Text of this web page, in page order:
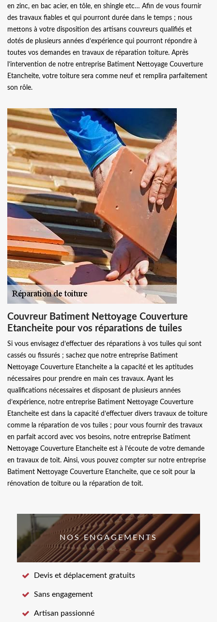
en zinc, en bac acier, en tôle, en shingle etc… Afin de vous fournir
des travaux fiables et qui pourront durée dans le temps ; nous
mettons à votre disposition des artisans couvreurs qualifiés et
dotés de plusieurs années d’expérience qui pourront répondre à
toutes vos demandes en travaux de réparation toiture. Après
l’intervention de notre entreprise Batiment Nettoyage Couverture
Etancheite, votre toiture sera comme neuf et remplira parfaitement
son rôle.
Couvreur Batiment Nettoyage Couverture
Etancheite pour vos réparations de tuiles
Si vous envisagez d’effectuer des réparations à vos tuiles qui sont
cassés ou fissurés ; sachez que notre entreprise Batiment
Nettoyage Couverture Etancheite a la capacité et les aptitudes
nécessaires pour prendre en main ces travaux. Ayant les
qualifications nécessaires et disposant de plusieurs années
d’expérience, notre entreprise Batiment Nettoyage Couverture
Etancheite est dans la capacité d’effectuer divers travaux de toiture
comme la réparation de vos tuiles ; pour vous fournir des travaux
en parfait accord avec vos besoins, notre entreprise Batiment
Nettoyage Couverture Etancheite est à l’écoute de votre demande
en travaux de toit. Ainsi, vous pouvez compter sur notre entreprise
Batiment Nettoyage Couverture Etancheite, que ce soit pour la
rénovation de toiture ou la réparation de toit.
NOS ENGAGEMENTS
Devis et déplacement gratuits
Sans engagement
Artisan passionné